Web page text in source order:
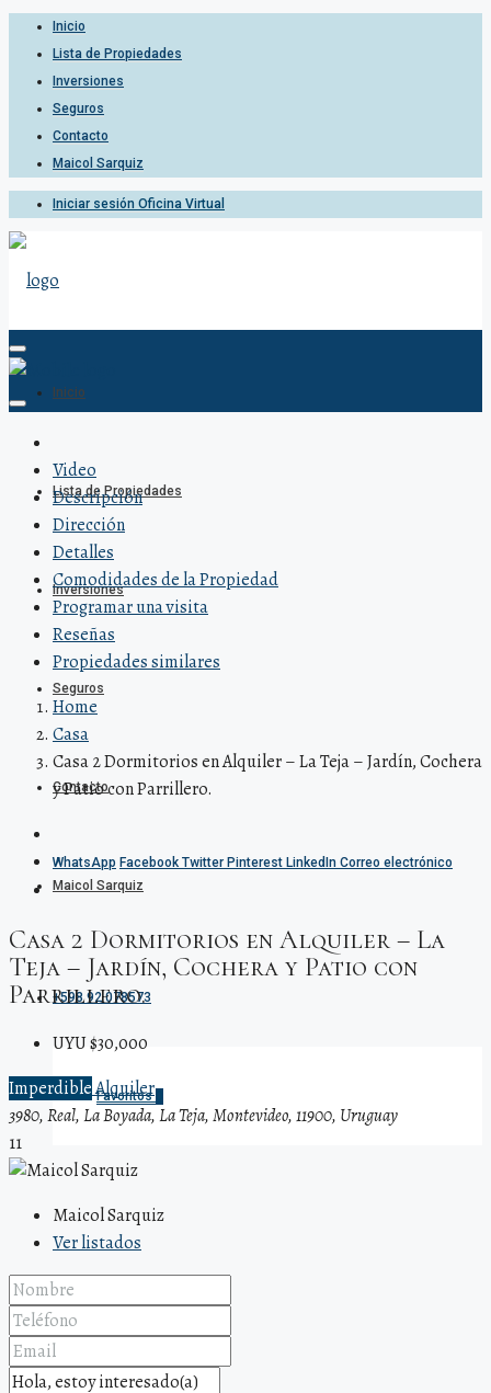
Inicio
Lista de Propiedades
Inversiones
Seguros
Contacto
Maicol Sarquiz
Iniciar sesión Oficina Virtual
Inicio
Lista de Propiedades
Inversiones
Seguros
Contacto
Maicol Sarquiz
+598 92 078573
Favoritos
Video
Descripción
Dirección
Detalles
Comodidades de la Propiedad
Programar una visita
Reseñas
Propiedades similares
Home
Casa
Casa 2 Dormitorios en Alquiler – La Teja – Jardín, Cochera
y Patio con Parrillero.
WhatsApp Facebook Twitter Pinterest LinkedIn Correo electrónico
Casa 2 Dormitorios en Alquiler – La
Teja – Jardín, Cochera y Patio con
Parrillero.
UYU $30,000
ImperdibleAlquiler
3980, Real, La Boyada, La Teja, Montevideo, 11900, Uruguay
11
Maicol Sarquiz
Ver listados